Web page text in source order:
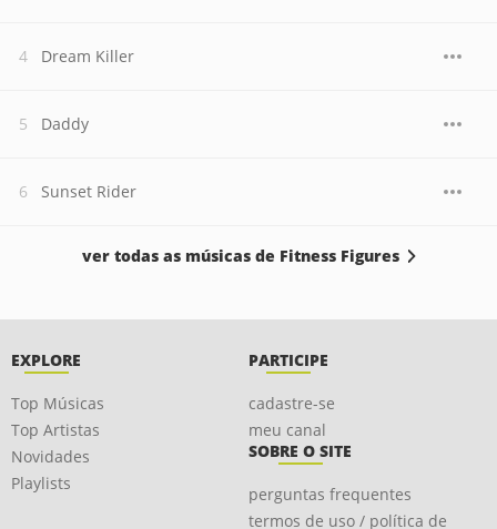
Dream Killer
Daddy
Sunset Rider
ver todas as músicas de Fitness Figures
EXPLORE
Top Músicas
Top Artistas
Novidades
Playlists
PARTICIPE
cadastre-se
meu canal
SOBRE O SITE
perguntas frequentes
termos de uso / política de